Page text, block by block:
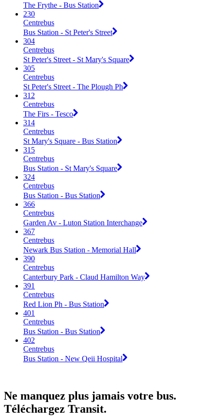
The Frythe - Bus Station
230
Centrebus
Bus Station - St Peter's Street
304
Centrebus
St Peter's Street - St Mary's Square
305
Centrebus
St Peter's Street - The Plough Ph
312
Centrebus
The Firs - Tesco
314
Centrebus
St Mary's Square - Bus Station
315
Centrebus
Bus Station - St Mary's Square
324
Centrebus
Bus Station - Bus Station
366
Centrebus
Garden Av - Luton Station Interchange
367
Centrebus
Newark Bus Station - Memorial Hall
390
Centrebus
Canterbury Park - Claud Hamilton Way
391
Centrebus
Red Lion Ph - Bus Station
401
Centrebus
Bus Station - Bus Station
402
Centrebus
Bus Station - New Qeii Hospital
Ne manquez plus jamais votre bus.
Téléchargez Transit.